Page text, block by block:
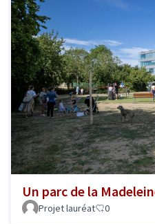
Un parc de la
Projet lauréat 0